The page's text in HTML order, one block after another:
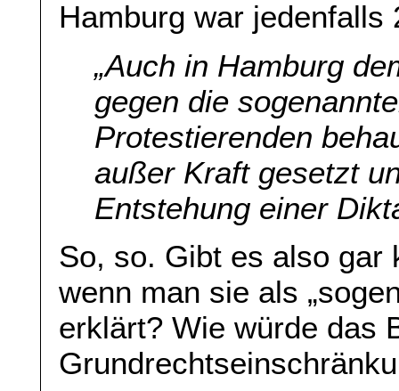
Hamburg war jedenfalls
„Auch in Hamburg
gegen die
Protestierenden
außer Kraft gesetzt
Entstehung einer
So, so. Gibt es also gar
wenn man sie als
erklärt? Wie würde das